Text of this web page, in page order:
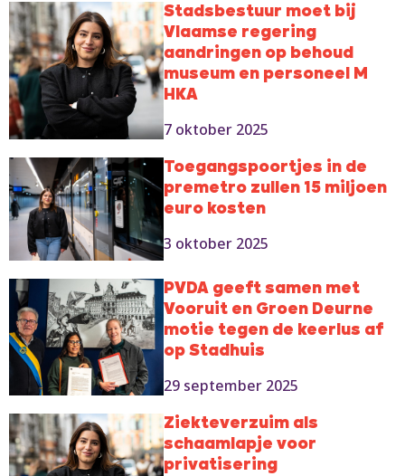
Stadsbestuur moet bij
Vlaamse regering
aandringen op behoud
museum en personeel M
HKA
7 oktober 2025
Toegangspoortjes in de
premetro zullen 15 miljoen
euro kosten
3 oktober 2025
PVDA geeft samen met
Vooruit en Groen Deurne
motie tegen de keerlus af
op Stadhuis
29 september 2025
Ziekteverzuim als
schaamlapje voor
privatisering